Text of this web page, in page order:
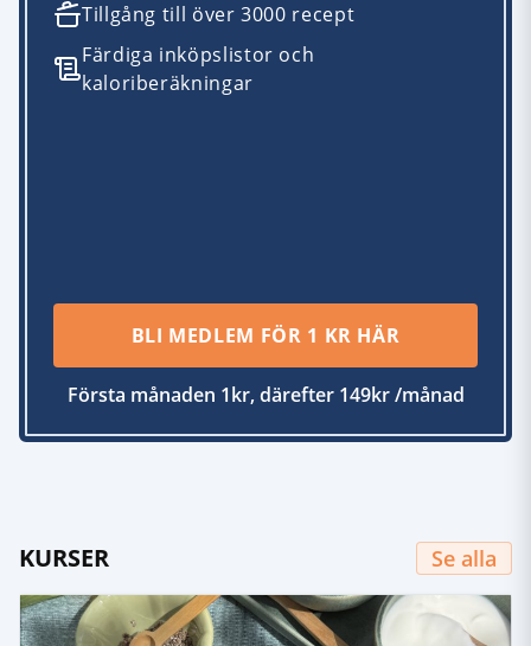
Tillgång till över 3000 recept
Färdiga inköpslistor och
kaloriberäkningar
BLI MEDLEM FÖR 1 KR HÄR
Första månaden 1kr, därefter 149kr /månad
KURSER Se alla